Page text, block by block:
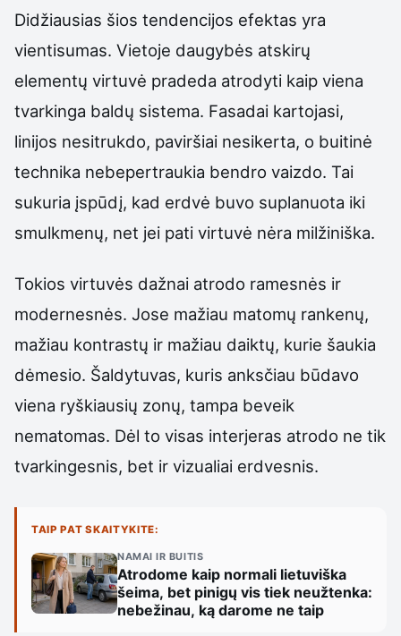
Didžiausias šios tendencijos efektas yra
vientisumas. Vietoje daugybės atskirų
elementų virtuvė pradeda atrodyti kaip viena
tvarkinga baldų sistema. Fasadai kartojasi,
linijos nesitrukdo, paviršiai nesikerta, o buitinė
technika nebepertraukia bendro vaizdo. Tai
sukuria įspūdį, kad erdvė buvo suplanuota iki
smulkmenų, net jei pati virtuvė nėra milžiniška.
Tokios virtuvės dažnai atrodo ramesnės ir
modernesnės. Jose mažiau matomų rankenų,
mažiau kontrastų ir mažiau daiktų, kurie šaukia
dėmesio. Šaldytuvas, kuris anksčiau būdavo
viena ryškiausių zonų, tampa beveik
nematomas. Dėl to visas interjeras atrodo ne tik
tvarkingesnis, bet ir vizualiai erdvesnis.
TAIP PAT SKAITYKITE:
NAMAI IR BUITIS
Atrodome kaip normali lietuviška
šeima, bet pinigų vis tiek neužtenka:
nebežinau, ką darome ne taip